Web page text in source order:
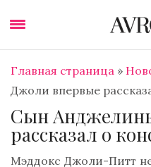
Главная страница »
Джоли впервые
Сын
рассказал о
Мэддокс Джоли-Питт